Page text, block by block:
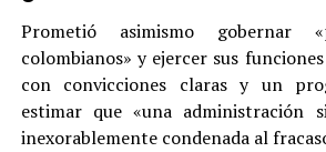
Prometió asimismo gobernar
colombianos» y ejercer sus
con convicciones claras y un
estimar que «una administración
inexorablemente condenada al